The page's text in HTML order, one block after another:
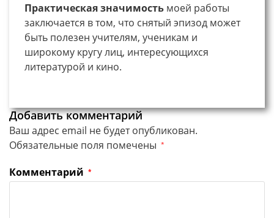
Практическая значимость моей работы
заключается в том, что снятый эпизод может
быть полезен учителям, ученикам и
широкому кругу лиц, интересующихся
литературой и кино.
Добавить комментарий
Ваш адрес email не будет опубликован.
Обязательные поля помечены *
Комментарий *